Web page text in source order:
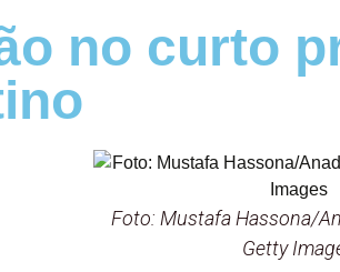
no curto
Foto: Mustafa Hassona/
Getty